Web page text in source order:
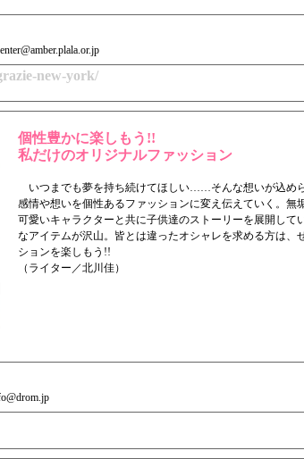
new-york/
個性豊かに楽しもう!!
私だけのオリジナルファッション
いつまでも夢を持ち続けてほしい……そんな想いが込め
感情や想いを個性あるファッションに変え伝えていく。無
可愛いキャラクターと共に子供達のストーリーを展開して
なアイテムが沢山。皆とは違ったオシャレを求める方は、
ションを楽しもう!!
（ライター／北川佳）